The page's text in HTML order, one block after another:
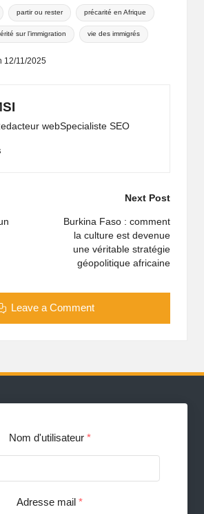
partir ou rester précarité en Afrique
sur l’immigration vie des immigrés
12/11/2025
webSpecialiste SEO
Next Post
Burkina Faso : comment
la culture est devenue
une véritable stratégie
géopolitique africaine
Leave a Comment
Nom d'utilisateur *
Adresse mail *